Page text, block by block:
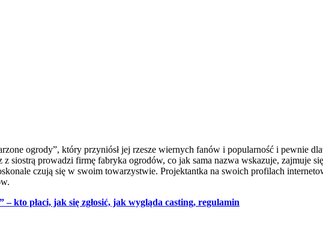
ogrody”, który przyniósł jej rzesze wiernych fanów i popularność i pewnie
siostrą prowadzi firmę fabryka ogrodów, co jak sama nazwa wskazuje, zajmuje
czują się w swoim towarzystwie. Projektantka na swoich profilach
kto płaci, jak się zgłosić, jak wygląda casting, regulamin